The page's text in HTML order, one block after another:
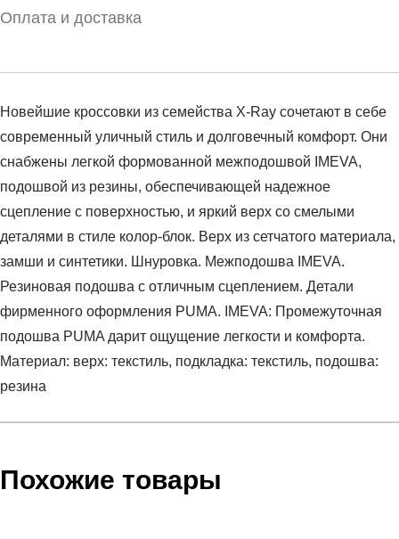
Оплата и доставка
Новейшие кроссовки из семейства X-Ray сочетают в себе
современный уличный стиль и долговечный комфорт. Они
снабжены легкой формованной межподошвой IMEVA,
подошвой из резины, обеспечивающей надежное
сцепление с поверхностью, и яркий верх со смелыми
деталями в стиле колор-блок. Верх из сетчатого материала,
замши и синтетики. Шнуровка. Межподошва IMEVA.
Резиновая подошва с отличным сцеплением. Детали
фирменного оформления PUMA. IMEVA: Промежуточная
подошва PUMA дарит ощущение легкости и комфорта.
Материал: верх: текстиль, подкладка: текстиль, подошва:
резина
Пол:унисекс
Инструкция по оплате есть в самом конце счета, который
Похожие товары